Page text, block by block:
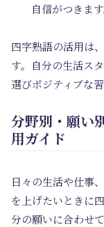
自信がつきます
四字熟語の活用は
す。自分の生活ス
選びポジティブな
分野別・願い
用ガイド
日々の生活や仕事
を上げたいときに
分の願いに合わせ